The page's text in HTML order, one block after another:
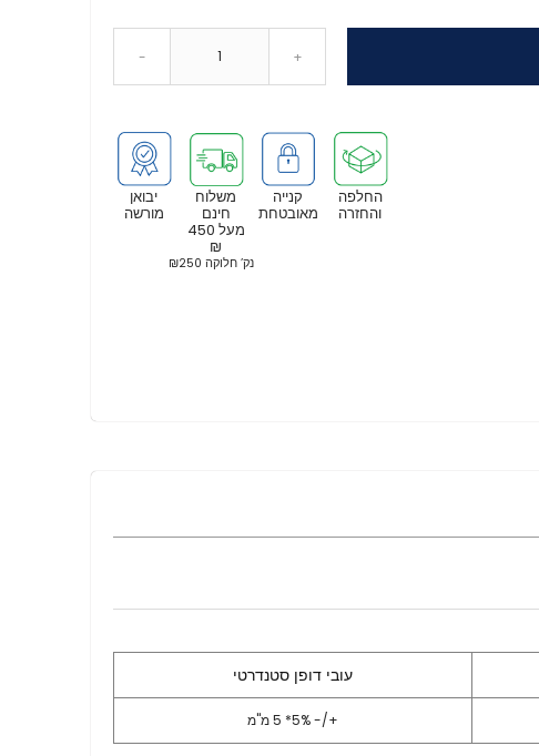
- +
יבואן
מורשה
משלוח
חינם
מעל 450
₪
נק’ חלוקה ₪250
קנייה
מאובטחת
החלפה
והחזרה
עובי דופן סטנדרטי
+/- 5%* 5 מ"מ